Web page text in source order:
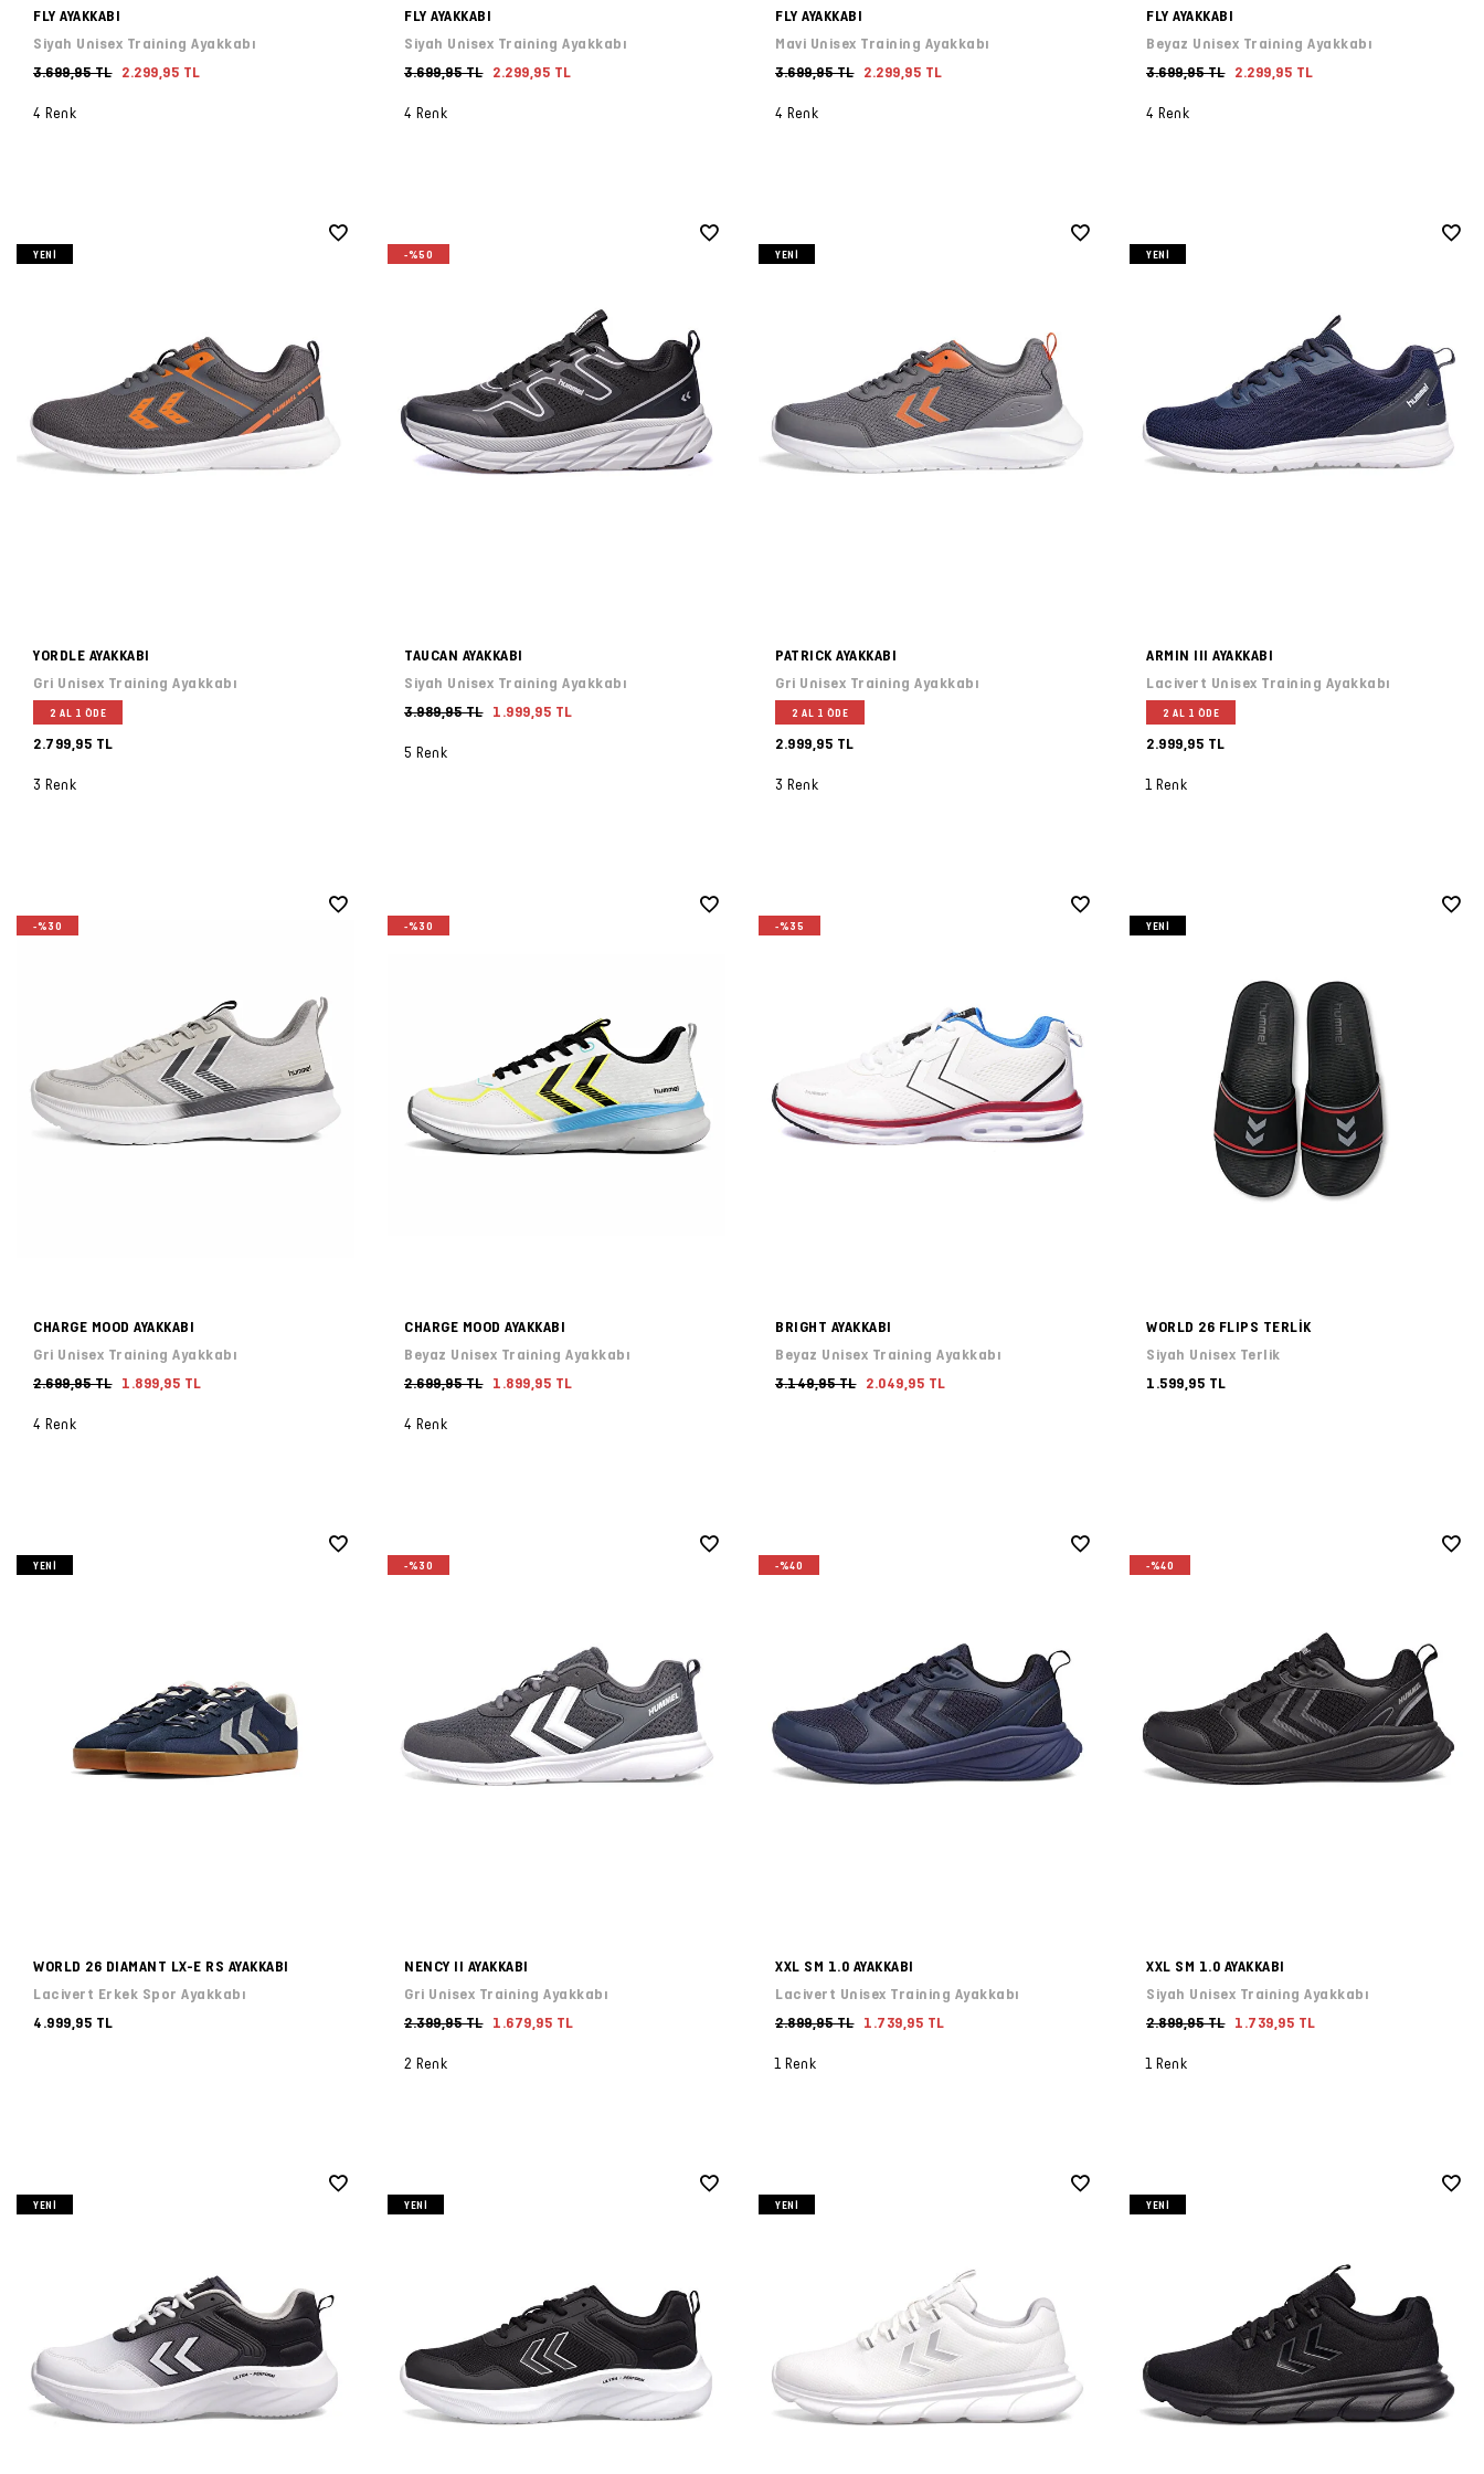
FLY AYAKKABI
Siyah Unisex Training Ayakkabı
3.699,95 TL
2.299,95 TL
4 Renk
FLY AYAKKABI
Siyah Unisex Training Ayakkabı
3.699,95 TL
2.299,95 TL
4 Renk
FLY AYAKKABI
Mavi Unisex Training Ayakkabı
3.699,95 TL
2.299,95 TL
4 Renk
FLY AYAKKABI
Beyaz Unisex Training Ayakkabı
3.699,95 TL
2.299,95 TL
4 Renk
YENI
YORDLE AYAKKABI
Gri Unisex Training Ayakkabı
2 AL 1 ÖDE
2.799,95 TL
3 Renk
-%50
TAUCAN AYAKKABI
Siyah Unisex Training Ayakkabı
3.989,95 TL
1.999,95 TL
5 Renk
YENI
PATRICK AYAKKABI
Gri Unisex Training Ayakkabı
2 AL 1 ÖDE
2.999,95 TL
3 Renk
YENI
ARMIN III AYAKKABI
Lacivert Unisex Training Ayakkabı
2 AL 1 ÖDE
2.999,95 TL
1 Renk
-%30
CHARGE MOOD AYAKKABI
Gri Unisex Training Ayakkabı
2.699,95 TL
1.899,95 TL
4 Renk
-%30
CHARGE MOOD AYAKKABI
Beyaz Unisex Training Ayakkabı
2.699,95 TL
1.899,95 TL
4 Renk
-%35
BRIGHT AYAKKABI
Beyaz Unisex Training Ayakkabı
3.149,95 TL
2.049,95 TL
YENI
WORLD 26 FLIPS TERLİK
Siyah Unisex Terlik
1.599,95 TL
YENI
WORLD 26 DIAMANT LX-E RS AYAKKABI
Lacivert Erkek Spor Ayakkabı
4.999,95 TL
-%30
NENCY II AYAKKABI
Gri Unisex Training Ayakkabı
2.399,95 TL
1.679,95 TL
2 Renk
-%40
XXL SM 1.0 AYAKKABI
Lacivert Unisex Training Ayakkabı
2.899,95 TL
1.739,95 TL
1 Renk
-%40
XXL SM 1.0 AYAKKABI
Siyah Unisex Training Ayakkabı
2.899,95 TL
1.739,95 TL
1 Renk
YENI YENI YENI YENI